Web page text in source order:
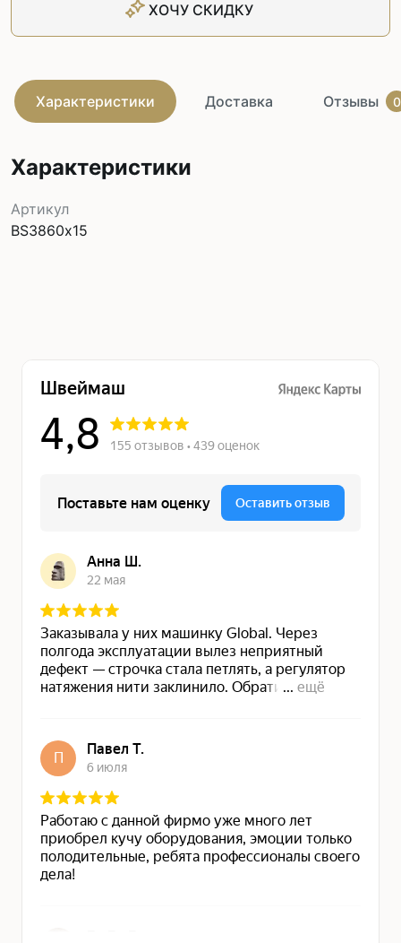
ХОЧУ СКИДКУ
Характеристики Доставка Отзывы 0
Характеристики
Артикул
BS3860х15